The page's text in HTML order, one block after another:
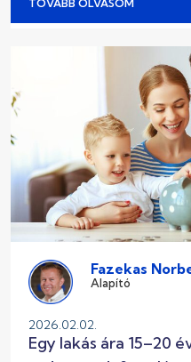
TOVÁBB OLVASOM
Fazekas
Alapító
2026.02.02.
Egy lakás ára 15–20